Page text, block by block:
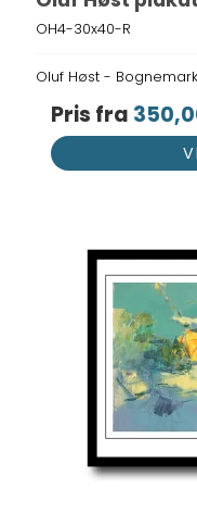
OH4-30x40-R
Oluf Høst -
Pris fra